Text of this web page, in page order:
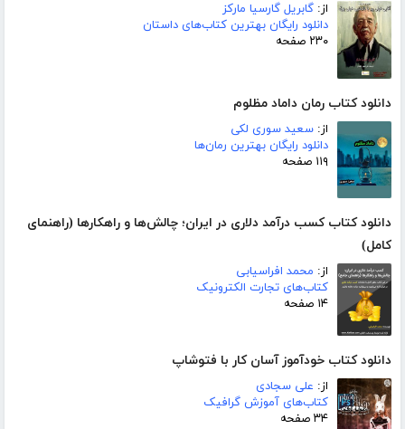
از: گابریل گارسیا مارکز
دانلود رایگان بهترین کتاب‌های داستان
۲۳۰ صفحه
دانلود کتاب رمان داماد مظلوم
از: سعید سوری لکی
دانلود رایگان بهترین رمان‌ها
۱۱۹ صفحه
دانلود کتاب کسب درآمد دلاری در ایران؛ چالش‌ها و راهکارها (راهنمای
کامل)
از: محمد افراسیابی
کتاب‌های تجارت الکترونیک
۱۴ صفحه
دانلود کتاب خودآموز آسان کار با فتوشاپ
از: علی سجادی
کتاب‌های آموزش گرافیک
۳۴ صفحه